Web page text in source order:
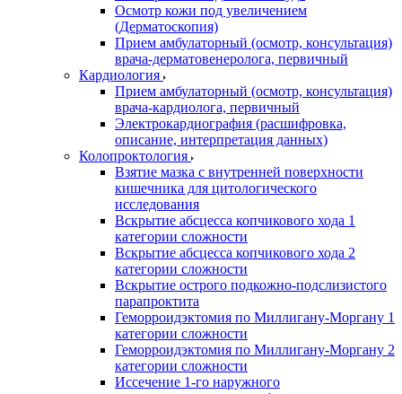
Осмотр кожи под увеличением
(Дерматоскопия)
Прием амбулаторный (осмотр, консультация)
врача-дерматовенеролога, первичный
Кардиология
Прием амбулаторный (осмотр, консультация)
врача-кардиолога, первичный
Электрокардиография (расшифровка,
описание, интерпретация данных)
Колопроктология
Взятие мазка с внутренней поверхности
кишечника для цитологического
исследования
Вскрытие абсцесса копчикового хода 1
категории сложности
Вскрытие абсцесса копчикового хода 2
категории сложности
Вскрытие острого подкожно-подслизистого
парапроктита
Геморроидэктомия по Миллигану-Моргану 1
категории сложности
Геморроидэктомия по Миллигану-Моргану 2
категории сложности
Иссечение 1-го наружного